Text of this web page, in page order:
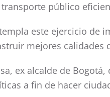
público
este ejercicio de
mejores
ex alcalde de
a fin de hacer